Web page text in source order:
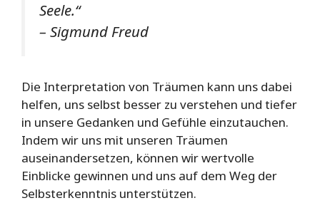
Seele.“
– Sigmund Freud
Die Interpretation von Träumen kann uns dabei
helfen, uns selbst besser zu verstehen und tiefer
in unsere Gedanken und Gefühle einzutauchen.
Indem wir uns mit unseren Träumen
auseinandersetzen, können wir wertvolle
Einblicke gewinnen und uns auf dem Weg der
Selbsterkenntnis unterstützen.